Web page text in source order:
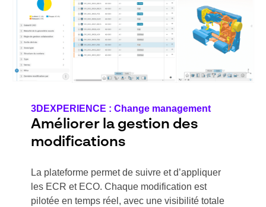
3DEXPERIENCE : Change management
Améliorer la gestion des
modifications
La plateforme permet de suivre et d’appliquer
les ECR et ECO. Chaque modification est
pilotée en temps réel, avec une visibilité totale